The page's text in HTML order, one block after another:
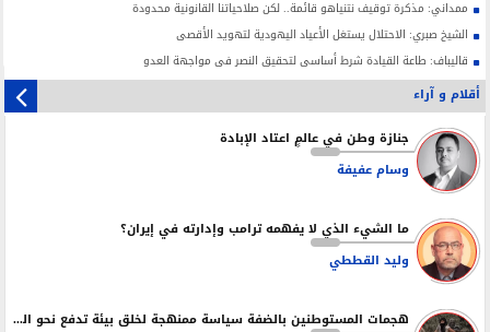
ممداني: مذكرة توقيف نتنياهو قائمة.. لكن صلاحياتنا القانونية محدودة
الشيخ صبري: الاحتلال يستغل الأعياد اليهودية لتهويد الأقصى
قاليباف: طاعة القيادة شرط أساسي لتحقيق النصر في مواجهة العدو
أقلام و آراء
جنازة وطن في عالمٍ اعتاد الإبادة
وسام عفيفة
ما الشيء الذي لا يفهمه ترامب وإدارته في إيران؟
وليد القططي
هجمات المستوطنين بالضفة سياسة ممنهجة لخلق بيئة تدفع نحو التهجير